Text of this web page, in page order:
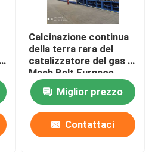
maglia
Calcinazione continua
della terra rara del
catalizzatore del gas di
Mesh Belt Furnace
Energy Natural
Miglior prezzo
Contattaci